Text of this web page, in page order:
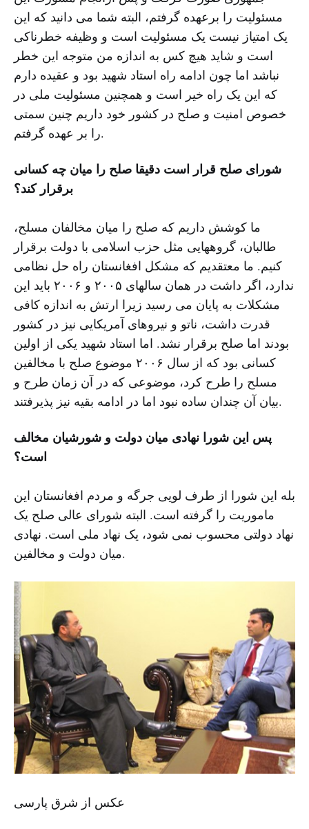
مسئولیت را برعهده گرفتم، البته شما می دانید که این
یک امتیاز نیست یک مسئولیت است و وظیفه خطرناکی
است و شاید هیچ کس به اندازه من متوجه این خطر
نباشد اما چون ادامه راه استاد شهید بود و عقیده دارم
که این یک راه خیر است و همچنین مسئولیت ملی در
خصوص امنیت و صلح در کشور خود داریم چنین سمتی
را بر عهده گرفتم.
شورای صلح قرار است دقیقا صلح را میان چه کسانی
برقرار کند؟
ما کوشش داریم که صلح را میان مخالفان مسلح،
طالبان، گروههایی مثل حزب اسلامی با دولت برقرار
کنیم. ما معتقدیم که مشکل افغانستان راه حل نظامی
ندارد، اگر داشت در همان سالهای ۲۰۰۵ و ۲۰۰۶ باید این
مشکلات به پایان می رسید زیرا ارتش به اندازه کافی
قدرت داشت، ناتو و نیروهای آمریکایی نیز در کشور
بودند اما صلح برقرار نشد. اما استاد شهید یکی از اولین
کسانی بود که از سال ۲۰۰۶ موضوع صلح با مخالفین
مسلح را طرح کرد، موضوعی که در آن زمان طرح و
بیان آن چندان ساده نبود اما در ادامه بقیه نیز پذیرفتند.
پس این شورا نهادی میان دولت و شورشیان مخالف
است؟
بله این شورا از طرف لویی جرگه و مردم افغانستان این
ماموریت را گرفته است. البته شورای عالی صلح یک
نهاد دولتی محسوب نمی شود، یک نهاد ملی است. نهادی
میان دولت و مخالفین.
عکس از شرق پارسی